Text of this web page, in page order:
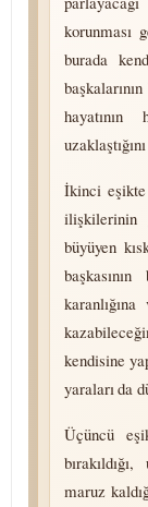
korunması
burada
hayatının
İkinci
ilişkilerinin
büyüyen
kendisine
yaraları da
Üçüncü
maruz